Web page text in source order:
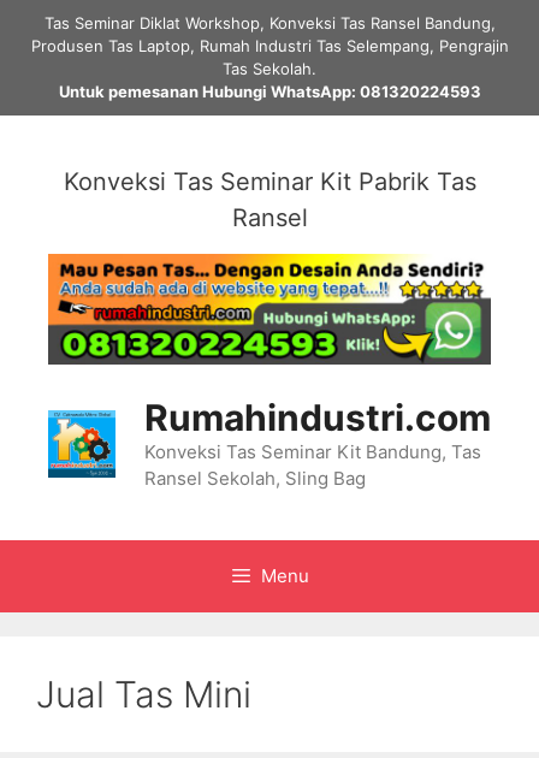
Tas Seminar Diklat Workshop, Konveksi Tas Ransel Bandung,
Produsen Tas Laptop, Rumah Industri Tas Selempang, Pengrajin
Tas Sekolah.
Untuk pemesanan Hubungi WhatsApp: 081320224593
Konveksi Tas Seminar Kit Pabrik Tas
Ransel
Rumahindustri.com
Konveksi Tas Seminar Kit Bandung, Tas
Ransel Sekolah, Sling Bag
Menu
Jual Tas Mini